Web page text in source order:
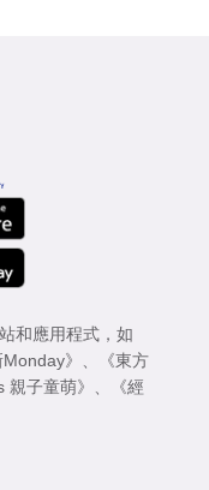
和應用程式，如
Monday》 、
《東方
親子童萌》 、
《經